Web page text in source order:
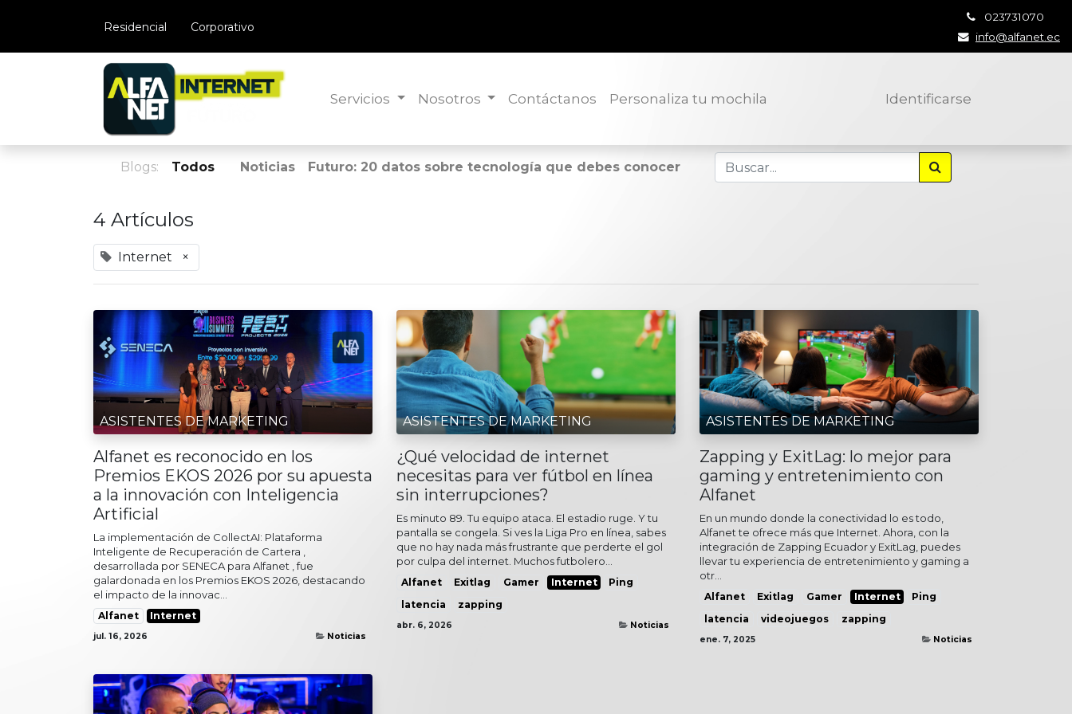
​Residencial Corporativo
023731070
info@alfanet.ec
Servicios Nosotros Contáctanos Personaliza tu mochila Identificarse
Blogs: Todos Noticias Futuro: 20 datos sobre tecnología que debes conocer
4 Artículos
Internet ×
ASISTENTES DE MARKETING
Alfanet es reconocido en los
Premios EKOS 2026 por su apuesta
a la innovación con Inteligencia
Artificial
La implementación de CollectAI: Plataforma
Inteligente de Recuperación de Cartera ,
desarrollada por SENECA para Alfanet , fue
galardonada en los Premios EKOS 2026, destacando
el impacto de la innovac...
Alfanet Internet
jul. 16, 2026 Noticias
ASISTENTES DE MARKETING
¿Qué velocidad de internet
necesitas para ver fútbol en línea
sin interrupciones?
Es minuto 89. Tu equipo ataca. El estadio ruge. Y tu
pantalla se congela. Si ves la Liga Pro en línea, sabes
que no hay nada más frustrante que perderte el gol
por culpa del internet. Muchos futbolero...
Alfanet Exitlag Gamer Internet
Ping
latencia
zapping
abr. 6, 2026 Noticias
ASISTENTES DE MARKETING
Zapping y ExitLag: lo mejor para
gaming y entretenimiento con
Alfanet
En un mundo donde la conectividad lo es todo,
Alfanet te ofrece más que Internet. Ahora, con la
integración de Zapping Ecuador y ExitLag, puedes
llevar tu experiencia de entretenimiento y gaming a
otr...
Alfanet Exitlag Gamer Internet
Ping
latencia
videojuegos zapping
ene. 7, 2025 Noticias